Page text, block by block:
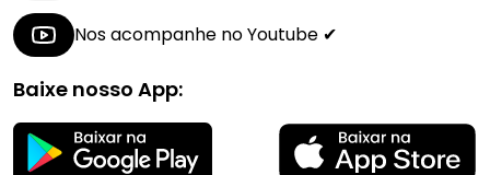
Nos acompanhe no Youtube ✔︎
Baixe nosso App: